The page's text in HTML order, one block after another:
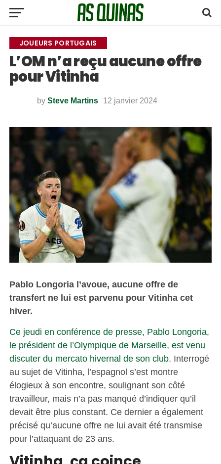
JOUEURS PORTUGAIS
L’OM n’a reçu aucune offre
pour Vitinha
by Steve Martins 12 janvier 2024
Pablo Longoria l’avoue, aucune offre de
transfert ne lui est parvenu pour Vitinha cet
hiver.
Ce jeudi en conférence de presse, Pablo Longoria,
le président de l’Olympique de Marseille, est venu
discuter du mercato hivernal de son club. Interrogé
au sujet de Vitinha, l’espagnol s’est montre
élogieux à son encontre, soulignant son côté
travailleur, mais n’a pas manqué d’indiquer qu’il
devait être plus constant. Ce dernier a également
précisé qu’aucune offre ne lui avait été transmise
pour l’attaquant de 23 ans.